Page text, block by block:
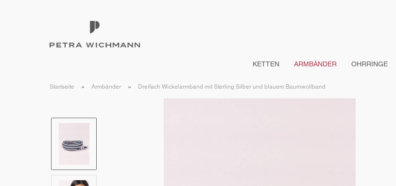
KETTEN ARMBÄNDER OHRRINGE
Startseite » Armbänder » Dreifach Wickelarmband mit Sterling Silber und blauem Baumwollband